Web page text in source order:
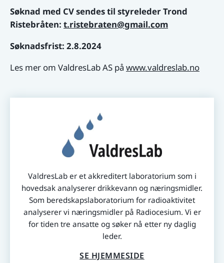
Søknad med CV sendes til styreleder Trond
Ristebråten: t.ristebraten@gmail.com
Søknadsfrist: 2.8.2024
Les mer om ValdresLab AS på www.valdreslab.no
ValdresLab er et akkreditert laboratorium som i
hovedsak analyserer drikkevann og næringsmidler.
Som beredskapslaboratorium for radioaktivitet
analyserer vi næringsmidler på Radiocesium. Vi er
for tiden tre ansatte og søker nå etter ny daglig
leder.
SE HJEMMESIDE